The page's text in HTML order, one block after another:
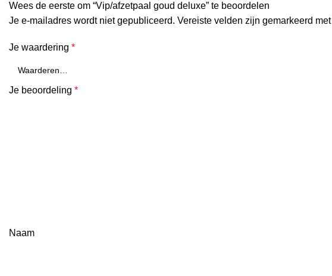
Wees de eerste om “Vip/afzetpaal goud deluxe” te beoordelen
Je e-mailadres wordt niet gepubliceerd. Vereiste velden zijn gemarkeerd met
Je waardering *
Je beoordeling *
Naam